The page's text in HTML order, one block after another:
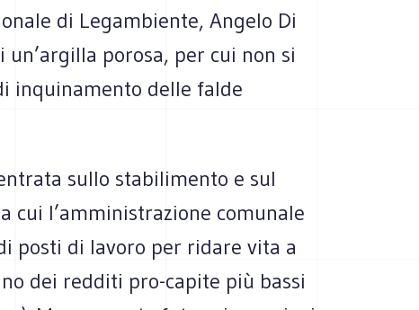
di Legambiente, Angelo Di
porosa, per cui non si
inquinamento delle falde
sullo stabilimento e sul
cui l’amministrazione comunale
posti di lavoro per ridare vita a
dei redditi pro-capite più bassi